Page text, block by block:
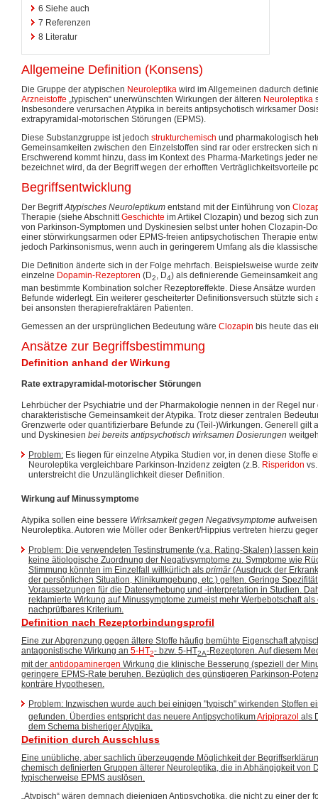
6 Siehe auch
7 Referenzen
8 Literatur
Allgemeine Definition (Konsens)
Die Gruppe der atypischen Neuroleptika wird im Allgemeinen dadurch
Arzneistoffe „typischen“ unerwünschten Wirkungen der älteren Neuroleptika
Insbesondere verursachen Atypika in bereits antipsychotisch wirksamer
extrapyramidal-motorischen Störungen (EPMS).
Diese Substanzgruppe ist jedoch strukturchemisch und pharmakologisch
Gemeinsamkeiten zwischen den Einzelstoffen sind rar oder erstrecken sich
Erschwerend kommt hinzu, dass im Kontext des Pharma-Marketings jeder
bezeichnet wird, da der Begriff wegen der erhofften Verträglichkeitsvorteile
Begriffsentwicklung
Der BegriffAtypisches Neuroleptikum entstand mit der Einführung von
Therapie (siehe AbschnittGeschichte im Artikel Clozapin) und bezog sich
von Parkinson-Symptomen und Dyskinesien selbst unter hohen Clozapin-
einer störwirkungsarmen oder EPMS-freien antipsychotischen Therapie
jedoch Parkinsonismus, wenn auch in geringerem Umfang als die
Die Definition änderte sich in der Folge mehrfach. Beispielsweise wurde
einzelne Dopamin-Rezeptoren (D2, D4) als definierende Gemeinsamkeit
man bestimmte Kombination solcher Rezeptoreffekte. Diese Ansätze
Befunde widerlegt. Ein weiterer gescheiterter Definitionsversuch stützte sich
bei ansonsten therapierefraktären Patienten.
Gemessen an der ursprünglichen Bedeutung wäre Clozapin bis heute das
Ansätze zur Begriffsbestimmung
Definition anhand der Wirkung
Rate extrapyramidal-motorischer Störungen
Lehrbücher der Psychiatrie und der Pharmakologie nennen in der Regel
charakteristische Gemeinsamkeit der Atypika. Trotz dieser zentralen
Grenzwerte oder quantifizierbare Befunde zu (Teil-)Wirkungen. Generell gilt
und Dyskinesien bei bereits antipsychotisch wirksamen Dosierungen
Problem: Es liegen für einzelne Atypika Studien vor, in denen diese Stoffe
Neuroleptika vergleichbare Parkinson-Inzidenz zeigten (z.B. Risperidon
unterstreicht die Unzulänglichkeit dieser Definition.
Wirkung auf Minussymptome
Atypika sollen eine bessere Wirksamkeit gegen Negativsymptome
Neuroleptika. Autoren wie Möller oder Benkert/Hippius vertreten hierzu
Problem: Die verwendeten Testinstrumente (v.a. Rating-Skalen) lassen
keine ätiologische Zuordnung der Negativsymptome zu. Symptome wie
Stimmung könnten im Einzelfall willkürlich als primär(Ausdruck der
der persönlichen Situation, Klinikumgebung, etc.) gelten. Geringe
Voraussetzungen für die Datenerhebung und -interpretation in Studien.
reklamierte Wirkung auf Minussymptome zumeist mehr Werbebotschaft
nachprüfbares Kriterium.
Definition nach Rezeptorbindungsprofil
Eine zur Abgrenzung gegen ältere Stoffe häufig bemühte Eigenschaft
antagonistische Wirkung an 5-HT2- bzw. 5-HT2A-Rezeptoren. Auf diesem
mit der antidopaminergen Wirkung die klinische Besserung (speziell der
geringere EPMS-Rate beruhen. Bezüglich des günstigeren Parkinson-
konträre Hypothesen.
Problem: Inzwischen wurde auch bei einigen "typisch" wirkenden Stoffen
gefunden. Überdies entspricht das neuere AntipsychotikumAripiprazol als
dem Schema bisheriger Atypika.
Definition durch Ausschluss
Eine unübliche, aber sachlich überzeugende Möglichkeit der
chemisch definierten Gruppen älterer Neuroleptika, die in Abhängigkeit von
typischerweise EPMS auslösen.
„Atypisch“ wären demnach diejenigen Antipsychotika, die nicht zu einer der